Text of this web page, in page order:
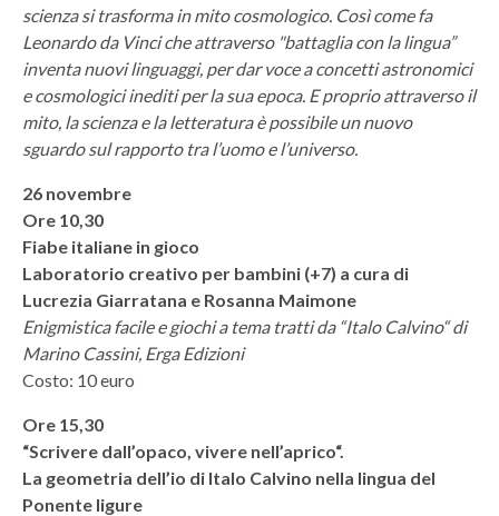
scienza si trasforma in mito cosmologico. Così come fa
Leonardo da Vinci che attraverso "battaglia con la lingua”
inventa nuovi linguaggi, per dar voce a concetti astronomici
e cosmologici inediti per la sua epoca. E proprio attraverso il
mito, la scienza e la letteratura è possibile un nuovo
sguardo sul rapporto tra l’uomo e l’universo.
26 novembre
Ore 10,30
Fiabe italiane in gioco
Laboratorio creativo per bambini (+7) a cura di
Lucrezia Giarratana e Rosanna Maimone
Enigmistica facile e giochi a tema tratti da “Italo Calvino“ di
Marino Cassini, Erga Edizioni
Costo: 10 euro
Ore 15,30
“Scrivere dall’opaco, vivere nell’aprico“.
La geometria dell’io di Italo Calvino nella lingua del
Ponente ligure